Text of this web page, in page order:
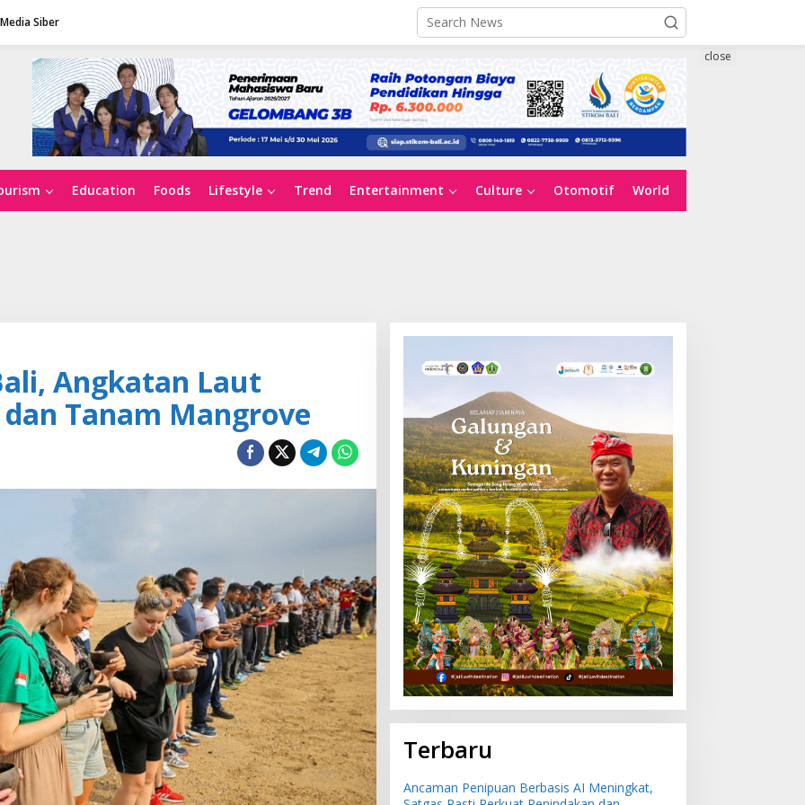
Siber
Education Foods Lifestyle Trend Entertainment Culture Otomotif World
close
Angkatan Laut
Tanam Mangrove
Terbaru
Ancaman Penipuan Berbasis AI Meningkat,